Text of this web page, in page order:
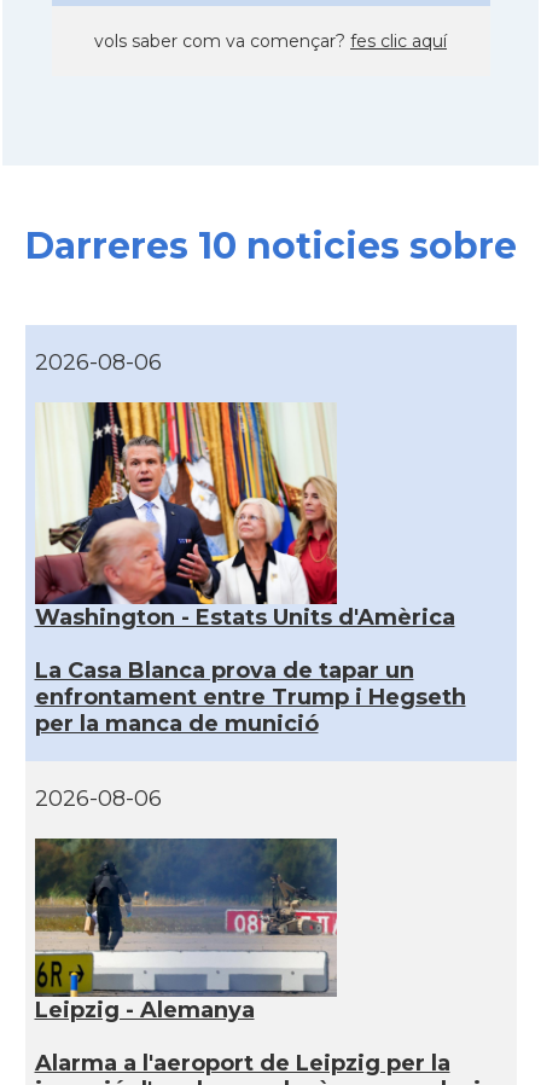
vols saber com va començar? fes clic aquí
Darreres 10 noticies sobre
2026-08-06
Washington - Estats Units d'Amèrica
La Casa Blanca prova de tapar un
enfrontament entre Trump i Hegseth
per la manca de munició
2026-08-06
Leipzig - Alemanya
Alarma a l'aeroport de Leipzig per la